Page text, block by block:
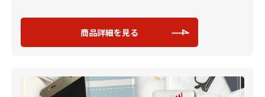
商品詳細を見る